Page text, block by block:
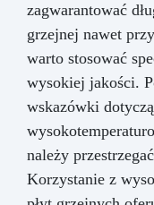
zagwarantować
grzejnej nawet
warto stosować
wysokiej jakości.
wskazówki
należy
Korzystanie z